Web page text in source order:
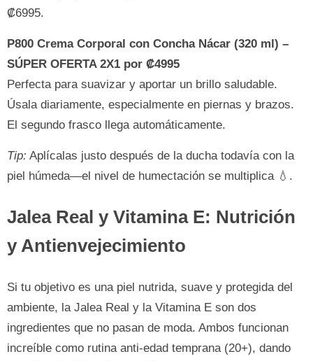
₡6995.
P800 Crema Corporal con Concha Nácar (320 ml) –
SÚPER OFERTA 2X1 por ₡4995
Perfecta para suavizar y aportar un brillo saludable.
Úsala diariamente, especialmente en piernas y brazos.
El segundo frasco llega automáticamente.
Tip: Aplícalas justo después de la ducha todavía con la
piel húmeda—el nivel de humectación se multiplica 💧.
Jalea Real y Vitamina E: Nutrición
y Antienvejecimiento
Si tu objetivo es una piel nutrida, suave y protegida del
ambiente, la Jalea Real y la Vitamina E son dos
ingredientes que no pasan de moda. Ambos funcionan
increíble como rutina anti-edad temprana (20+), dando